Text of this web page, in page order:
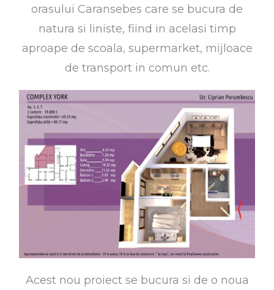
orasului Caransebes care se bucura de
natura si liniste, fiind in acelasi timp
aproape de scoala, supermarket, mijloace
de transport in comun etc.
Acest nou proiect se bucura si de o noua